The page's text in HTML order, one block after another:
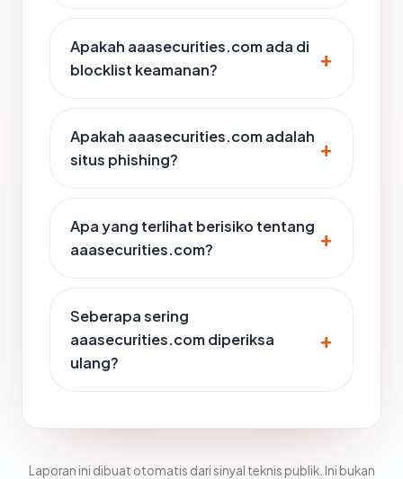
Apakah aaasecurities.com ada di
blocklist keamanan?
Apakah aaasecurities.com adalah
situs phishing?
Apa yang terlihat berisiko tentang
aaasecurities.com?
Seberapa sering
aaasecurities.com diperiksa
ulang?
Laporan ini dibuat otomatis dari sinyal teknis publik. Ini bukan